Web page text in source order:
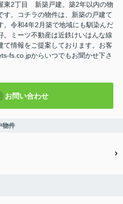
東2丁目 新築戸建。築2年以内の物
す。コチラの物件は、新築の戸建て
。令和4年2月築で地域にも馴染んだ
。ミーツ不動産は近鉄けいはんな線
て情報をご提案しております。お客
fs.co.jpからいつでもお聞かせ下さ
お問い合わせ
物件